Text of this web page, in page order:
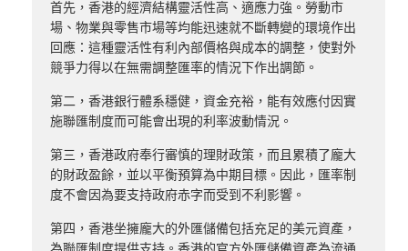
首先，香港的經濟結構靈活性高、適應力強。勞動市
場、物業與零售市場等均能迅速就不斷轉變的環境作出
回應：這種靈活性有利內部價格與成本的調整，使對外
競爭力得以在無需調整匯率的情況下作出調節。
第二，香港銀行體系穩健，資金充裕，能有效應付因實
施聯匯制度而可能會出現的利率波動情況。
第三，香港政府奉行審慎的理財政策，而且累積了龐大
的財政盈餘，並以平衡預算為中期目標。因此，匯率制
度不會因為要支持政府赤字而受到不利影響。
第四，香港坐擁龐大的外匯儲備包括充足的美元資產，